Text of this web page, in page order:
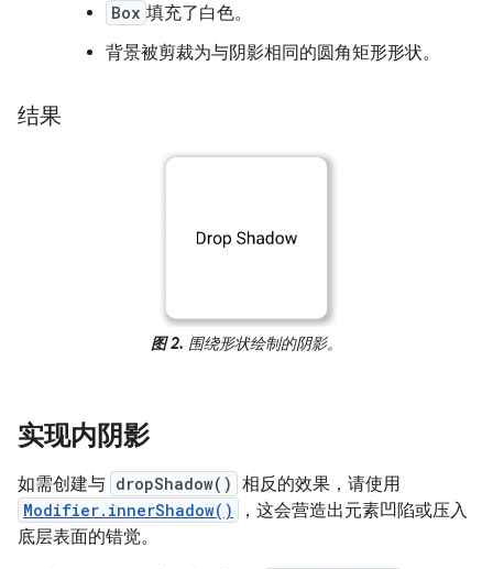
Box 填充了白色。
背景被剪裁为与阴影相同的圆角矩形形状。
结果
图 2. 围绕形状绘制的阴影。
实现内阴影
如需创建与 dropShadow() 相反的效果，请使用
Modifier.innerShadow()
，这会营造出元素凹陷或压入
底层表面的错觉。